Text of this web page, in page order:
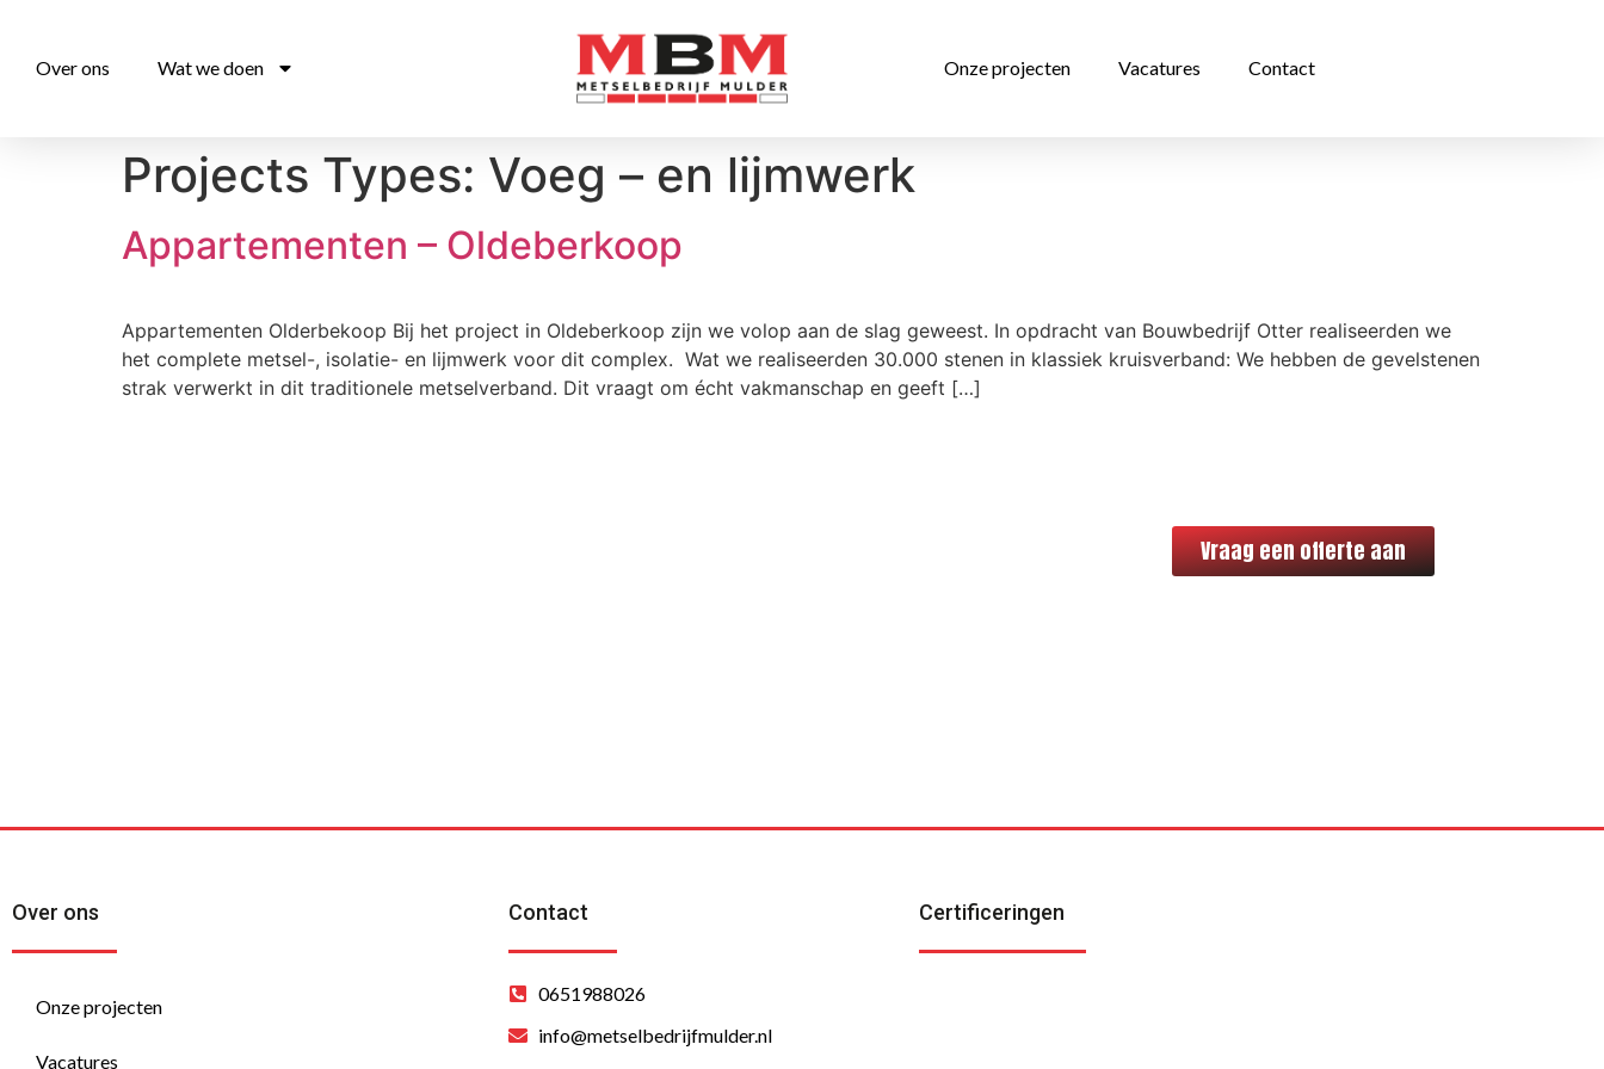
Over ons Wat we doen Onze projecten Vacatures Contact
Projects Types: Voeg – en lijmwerk
Appartementen – Oldeberkoop
Appartementen Olderbekoop Bij het project in Oldeberkoop zijn we volop aan de slag geweest. In opdracht van Bouwbedrijf Otter realiseerden we
het complete metsel-, isolatie- en lijmwerk voor dit complex. Wat we realiseerden 30.000 stenen in klassiek kruisverband: We hebben de gevelstenen
strak verwerkt in dit traditionele metselverband. Dit vraagt om écht vakmanschap en geeft […]
Vraag een offerte aan
Over ons
Onze projecten
Vacatures
Contact
0651988026
info@metselbedrijfmulder.nl
Certificeringen